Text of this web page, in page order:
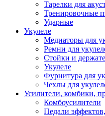
Тарелки для
Тренировочные
Ударные
Укулеле
Медиаторы для
Ремни для
Стойки и
Укулеле
Фурнитура для
Чехлы для
Усилители, комбики,
Комбоусилители
Педали